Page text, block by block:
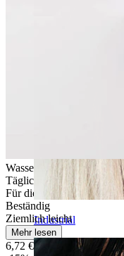
Industrial
Wasserfest
Tägliches Tragen
Für die meisten Hauttypen
Beständig
Ziemlich leicht
Mehr lesen
6,72 €7,90 €